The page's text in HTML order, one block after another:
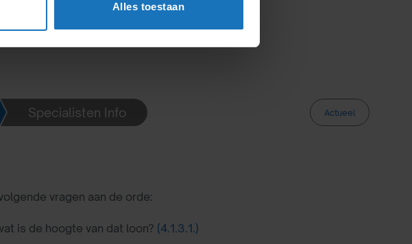
Alles toestaan
Specialisten Info Actueel
vragen aan de orde:
is de hoogte van dat loon? (4.1.3.1.)